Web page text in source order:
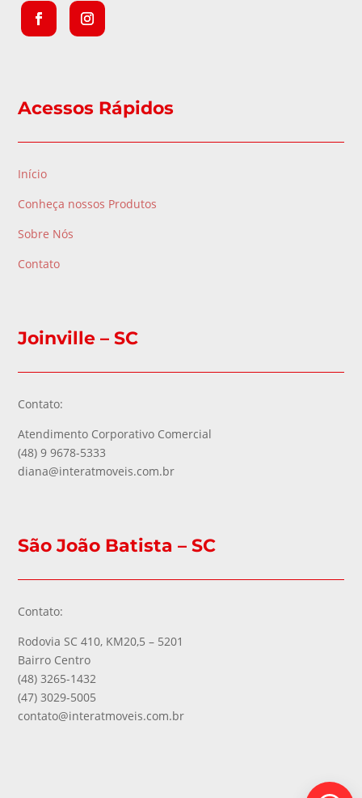
Acessos Rápidos
Início
Conheça nossos Produtos
Sobre Nós
Contato
Joinville – SC
Contato:
Atendimento Corporativo Comercial
(48) 9 9678-5333
diana@interatmoveis.com.br
São João Batista – SC
Contato:
Rodovia SC 410, KM20,5 – 5201
Bairro Centro
(48) 3265-1432
(47) 3029-5005
contato@interatmoveis.com.br